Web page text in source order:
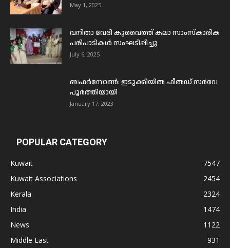
May 1, 2025
വനിതാ വേദി കുവൈത്ത് കലാ സാംസ്കാരിക
പരിപാടികൾ സംഘടിപ്പിച്ചു
July 6, 2025
ബഫര്‍സോണ്‍: ഇടുക്കിയില്‍ ഫീല്‍ഡ് സര്‍വേ
പൂര്‍ത്തിയായി
January 17, 2023
POPULAR CATEGORY
Kuwait
7547
Kuwait Associations
2454
Kerala
2324
India
1474
News
1122
Middle East
931